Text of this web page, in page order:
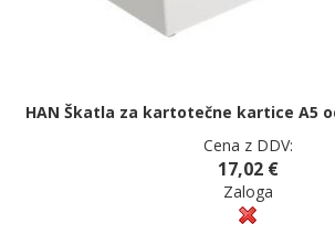
HAN Škatla za kartotečne kartice A5
Cena z DDV:
17,02 €
Zaloga